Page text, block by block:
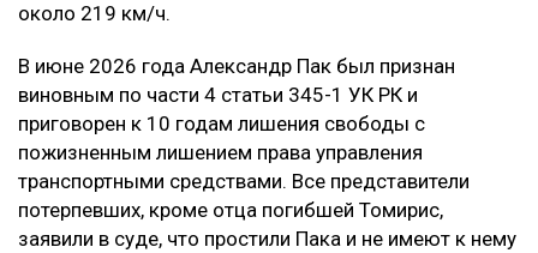
около 219 км/ч.
В июне 2026 года Александр Пак был признан
виновным по части 4 статьи 345-1 УК РК и
приговорен к 10 годам лишения свободы с
пожизненным лишением права управления
транспортными средствами. Все представители
потерпевших, кроме отца погибшей Томирис,
заявили в суде, что простили Пака и не имеют к нему